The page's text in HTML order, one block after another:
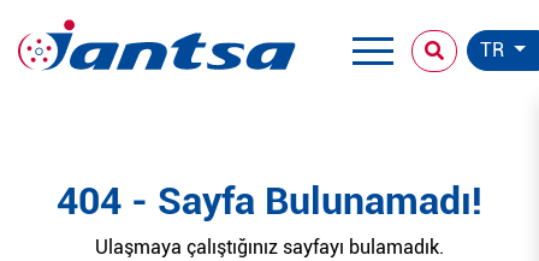
TR
404 - Sayfa Bulunamadı!
Ulaşmaya çalıştığınız sayfayı bulamadık.